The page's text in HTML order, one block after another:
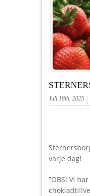
Juli 18th, 2025
varje dag!
”OBS! Vi